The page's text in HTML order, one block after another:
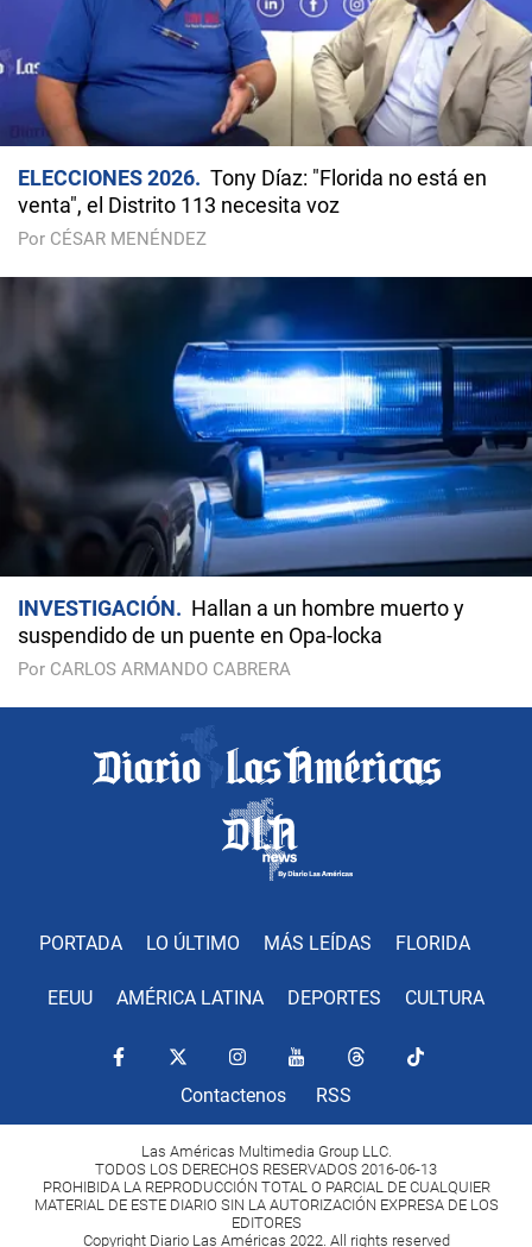
ELECCIONES 2026
Tony Díaz: "Florida no está en
venta", el Distrito 113 necesita voz
Por CÉSAR MENÉNDEZ
INVESTIGACIÓN
Hallan a un hombre muerto y
suspendido de un puente en Opa-locka
Por CARLOS ARMANDO CABRERA
PORTADA LO ÚLTIMO MÁS LEÍDAS FLORIDA
EEUU AMÉRICA LATINA DEPORTES CULTURA
Contactenos RSS
Las Américas Multimedia Group LLC.
TODOS LOS DERECHOS RESERVADOS 2016-06-13
PROHIBIDA LA REPRODUCCIÓN TOTAL O PARCIAL DE CUALQUIER
MATERIAL DE ESTE DIARIO SIN LA AUTORIZACIÓN EXPRESA DE LOS
EDITORES
Copyright Diario Las Américas 2022. All rights reserved